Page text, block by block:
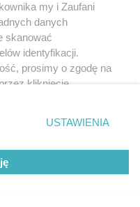
my i Zaufani
danych
skanować
identyfikacji.
prosimy o zgodę na
kliknięcie
ustawień prywatności
strony
wymagają zgody
się takiemu
zastosowanie tylko
USTAWIENIA